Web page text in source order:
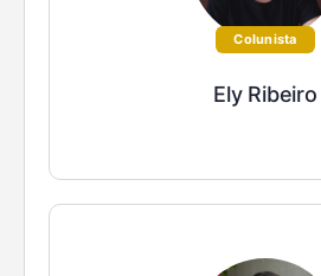
Colunista
Ely Ribeiro